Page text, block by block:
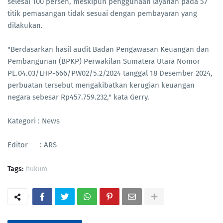
titik pemasangan tidak sesuai dengan pembayaran yang
dilakukan.
"Berdasarkan hasil audit Badan Pengawasan Keuangan dan
Pembangunan (BPKP) Perwakilan Sumatera Utara Nomor
PE.04.03/LHP-666/PW02/5.2/2024 tanggal 18 Desember 2024,
perbuatan tersebut mengakibatkan kerugian keuangan
negara sebesar Rp457.759.232," kata Gerry.
Kategori : News
Editor : ARS
Tags: hukum